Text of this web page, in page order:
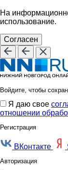
На
использование.
Согласен
Войдите, чтобы
Я даю свое
отношении
Регистрация
ВКонтакте
Авторизация